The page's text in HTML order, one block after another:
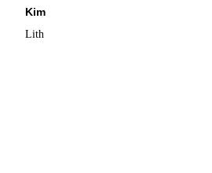
Kim
Lith